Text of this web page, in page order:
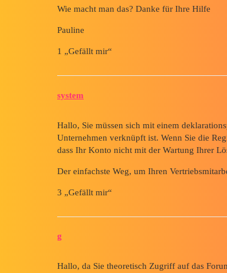
Wie macht man das? Danke für Ihre Hilfe
Pauline
1 „Gefällt mir“
system
Hallo, Sie müssen sich mit einem
Unternehmen verknüpft ist. Wenn Sie die
dass Ihr Konto nicht mit der Wartung Ihrer
Der einfachste Weg, um Ihren
3 „Gefällt mir“
g
Hallo, da Sie theoretisch Zugriff auf das